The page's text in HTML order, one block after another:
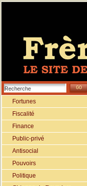
Fortunes
Fiscalité
Finance
Public-privé
Antisocial
Pouvoirs
Politique